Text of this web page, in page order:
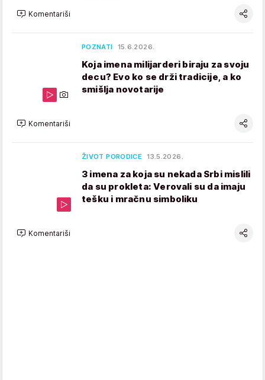
Komentariši
POZNATI 15.6.2026.
Koja imena milijarderi biraju za svoju
decu? Evo ko se drži tradicije, a ko
smišlja novotarije
Komentariši
ŽIVOT PORODICE 13.5.2026.
3 imena za koja su nekada Srbi mislili
da su prokleta: Verovali su da imaju
tešku i mračnu simboliku
Komentariši